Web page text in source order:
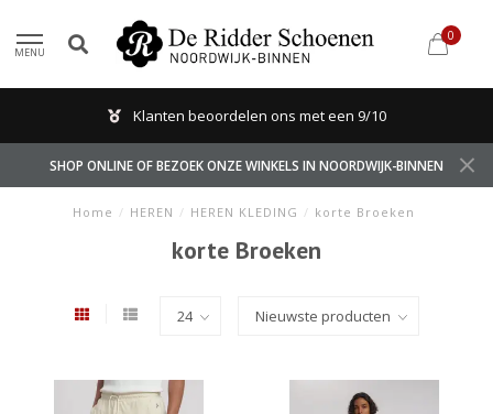
MENU
0
Klanten beoordelen ons met een 9/10
SHOP ONLINE OF BEZOEK ONZE WINKELS IN NOORDWIJK-BINNEN
Home / HEREN / HEREN KLEDING / korte Broeken
korte Broeken